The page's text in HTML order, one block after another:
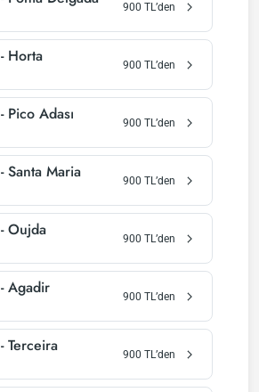
900 TL’den
- Horta 900 TL’den
- Pico Adası 900 TL’den
-Santa Maria 900 TL’den
-Oujda 900 TL’den
-Agadir 900 TL’den
-Terceira 900 TL’den